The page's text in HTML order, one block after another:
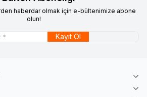
haberdar olmak için e-bültenimize abone
olun!
Kayıt Ol